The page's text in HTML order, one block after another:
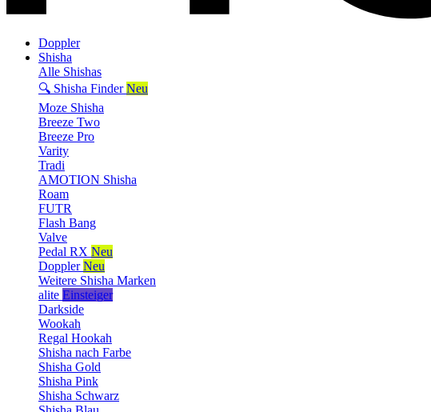
Doppler
Shisha
Alle Shishas
🔍 Shisha Finder Neu
Moze Shisha
Breeze Two
Breeze Pro
Varity
Tradi
AMOTION Shisha
Roam
FUTR
Flash Bang
Valve
Pedal RX Neu
Doppler Neu
Weitere Shisha Marken
alite Einsteiger
Darkside
Wookah
Regal Hookah
Shisha nach Farbe
Shisha Gold
Shisha Pink
Shisha Schwarz